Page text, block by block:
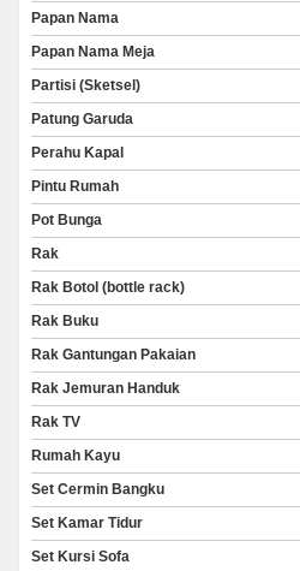
Papan Nama
Papan Nama Meja
Partisi (Sketsel)
Patung Garuda
Perahu Kapal
Pintu Rumah
Pot Bunga
Rak
Rak Botol (bottle rack)
Rak Buku
Rak Gantungan Pakaian
Rak Jemuran Handuk
Rak TV
Rumah Kayu
Set Cermin Bangku
Set Kamar Tidur
Set Kursi Sofa